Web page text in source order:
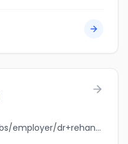
jobbank.gc.ca/browsejobs/employer/dr+rehan+malik/ca